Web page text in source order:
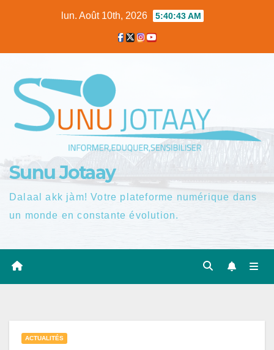
lun. Août 10th, 2026 5:40:44 AM
Sunu Jotaay
Dalaal akk jàm! Votre plateforme numérique dans
un monde en constante évolution.
ACTUALITÉS